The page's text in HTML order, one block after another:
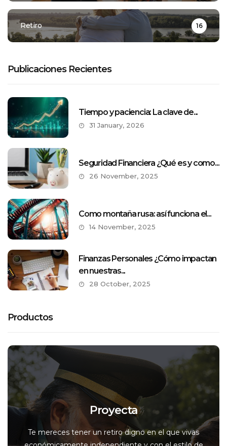
Retiro 16
Publicaciones Recientes
Tiempo y paciencia: La clave de...
31 January, 2026
Seguridad Financiera ¿Qué es y como...
26 November, 2025
Como montaña rusa: así funciona el...
14 November, 2025
Finanzas Personales ¿Cómo impactan
en nuestras...
28 October, 2025
Productos
Proyecta
Te mereces tener un retiro digno en el que vivas